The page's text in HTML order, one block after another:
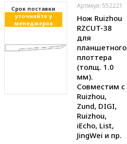
Cрок поставки
уточняйте у
менеджеров
Артикул: 552221
Нож Ruizhou
RZCUT-38
для
планшетного
плоттера
(толщ. 1.0
мм).
Совместим с
Ruizhou,
Zund, DIGI,
Ruizhou,
iEcho, List,
JingWei и пр.